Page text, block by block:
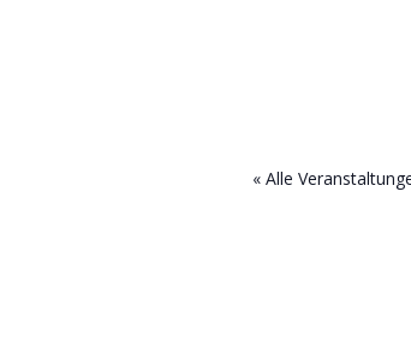
« Alle